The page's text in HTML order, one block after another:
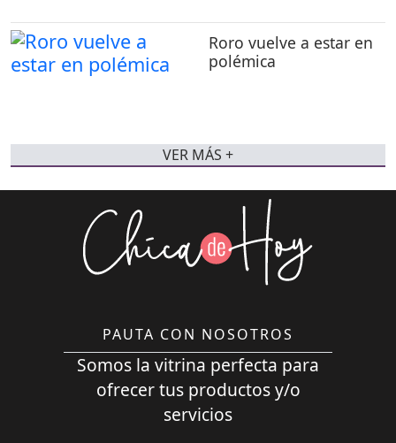
Roro vuelve a estar en
polémica
VER MÁS +
PAUTA CON NOSOTROS
Somos la vitrina perfecta para
ofrecer tus productos y/o
servicios